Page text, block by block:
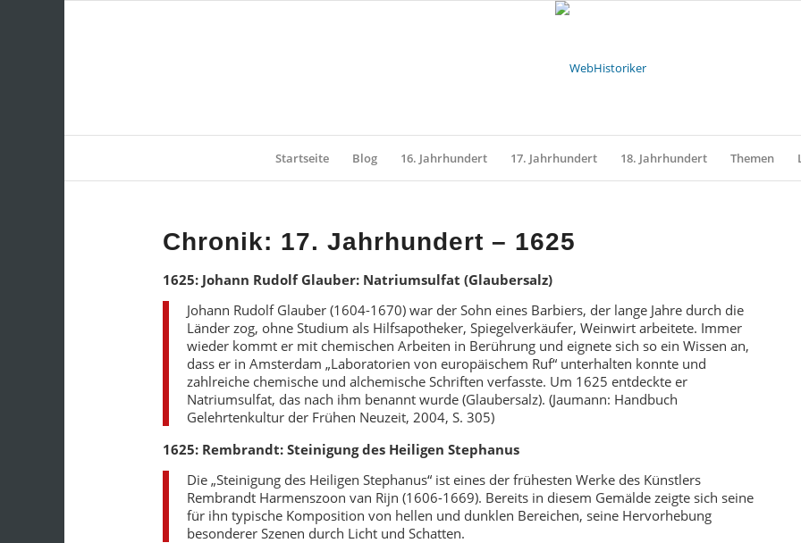
Startseite Blog 16. Jahrhundert 17. Jahrhundert 18. Jahrhundert Themen
Chronik: 17. Jahrhundert – 1625
1625: Johann Rudolf Glauber: Natriumsulfat (Glaubersalz)
Johann Rudolf Glauber (1604-1670) war der Sohn eines Barbiers, der lange Jahre durch die
Länder zog, ohne Studium als Hilfsapotheker, Spiegelverkäufer, Weinwirt arbeitete. Immer
wieder kommt er mit chemischen Arbeiten in Berührung und eignete sich so ein Wissen an,
dass er in Amsterdam „Laboratorien von europäischem Ruf“ unterhalten konnte und
zahlreiche chemische und alchemische Schriften verfasste. Um 1625 entdeckte er
Natriumsulfat, das nach ihm benannt wurde (Glaubersalz). (Jaumann: Handbuch
Gelehrtenkultur der Frühen Neuzeit, 2004, S. 305)
1625: Rembrandt: Steinigung des Heiligen Stephanus
Die „Steinigung des Heiligen Stephanus“ ist eines der frühesten Werke des Künstlers
Rembrandt Harmenszoon van Rijn (1606-1669). Bereits in diesem Gemälde zeigte sich seine
für ihn typische Komposition von hellen und dunklen Bereichen, seine Hervorhebung
besonderer Szenen durch Licht und Schatten.